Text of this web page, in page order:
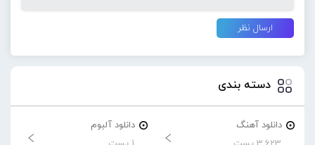
دسته بندی
دانلود آهنگ
دانلود آلبوم